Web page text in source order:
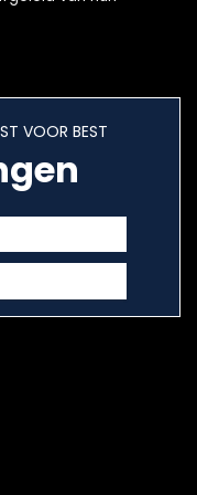
VOOR BEST